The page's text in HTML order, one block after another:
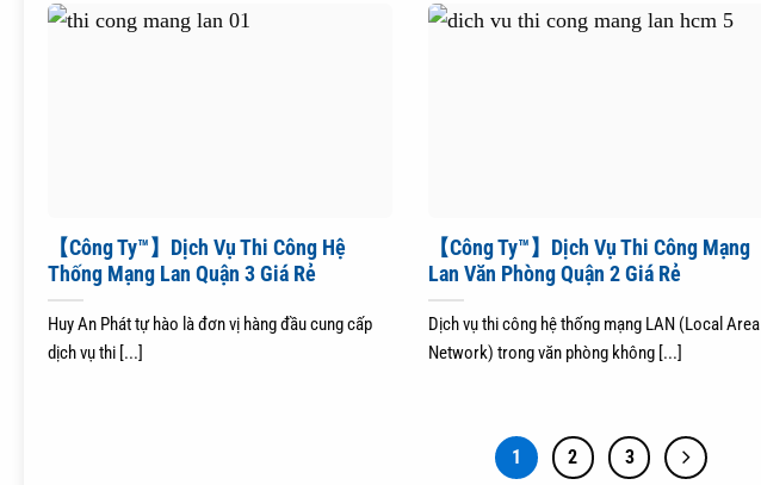
【Công Ty™】Dịch Vụ Thi Công Hệ
Thống Mạng Lan Quận 3 Giá Rẻ
Huy An Phát tự hào là đơn vị hàng đầu cung cấp
dịch vụ thi [...]
【Công Ty™】Dịch Vụ Thi Công Mạng
Lan Văn Phòng Quận 2 Giá Rẻ
Dịch vụ thi công hệ thống mạng LAN (Local Area
Network) trong văn phòng không [...]
1 2 3